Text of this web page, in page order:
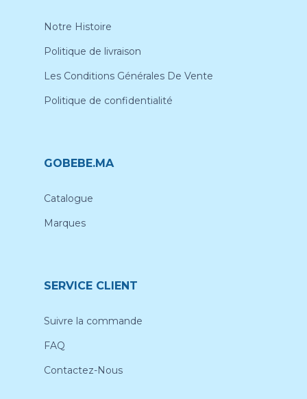
Notre Histoire
Politique de livraison
Les Conditions Générales De Vente
Politique de confidentialité
GOBEBE.MA
Catalogue
Marques
SERVICE CLIENT
Suivre la commande
FAQ
Contactez-Nous